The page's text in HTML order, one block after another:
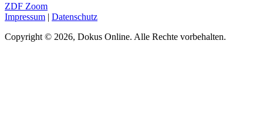
ZDF Zoom
Impressum | Datenschutz
Copyright © 2026, Dokus Online. Alle Rechte vorbehalten.